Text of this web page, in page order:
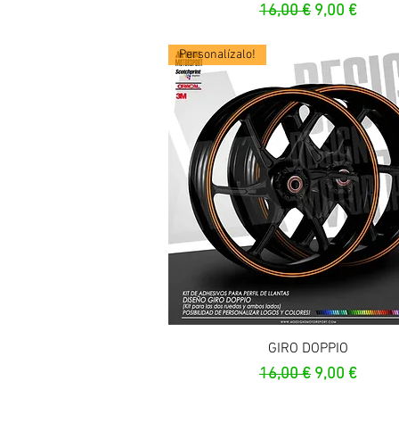
Prezzo regolare
16,00 € Prezzo
9,00 €
Vista rapida
Personalízalo!
GIRO DOPPIO
Prezzo regolare
16,00 € Prezzo
9,00 €